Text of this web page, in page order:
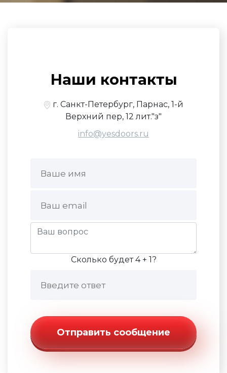
Наши контакты
г. Санкт-Петербург, Парнас, 1-й
Верхний пер, 12 лит."з"
info@yesdoors.ru
Сколько будет 4 + 1?
Отправить сообщение